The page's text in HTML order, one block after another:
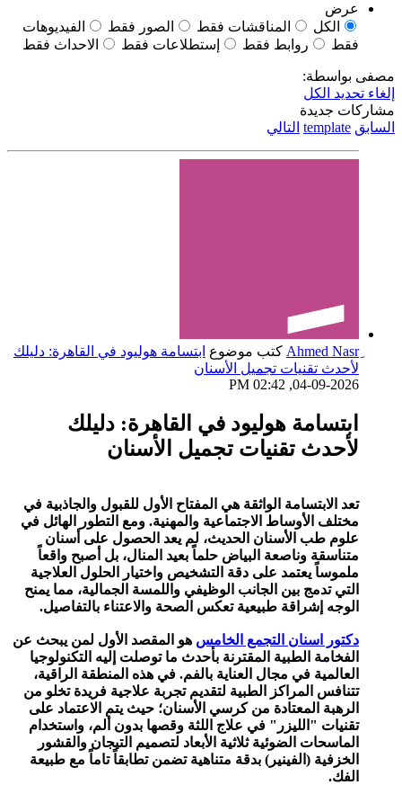
عرض
الكل
المناقشات فقط الصور فقط
الفيديوهات
فقط
روابط فقط إستطلاعات فقط الاحداث فقط
مصفى بواسطة:
إلغاء تحديد الكل
مشاركات جديدة
السابق template التالي
كتب موضوع ابتسامة هوليود في القاهرة: دليلك
لأحدث تقنيات تجميل الأسنان
04-09-2026, 02:42 PM
ابتسامة هوليود في القاهرة: دليلك
لأحدث تقنيات تجميل الأسنان
تعد الابتسامة الواثقة هي المفتاح الأول للقبول والجاذبية في
مختلف الأوساط الاجتماعية والمهنية. ومع التطور الهائل في
علوم طب الأسنان الحديث، لم يعد الحصول على أسنان
متناسقة وناصعة البياض حلماً بعيد المنال، بل أصبح واقعاً
ملموساً يعتمد على دقة التشخيص واختيار الحلول العلاجية
التي تدمج بين الجانب الوظيفي واللمسة الجمالية، مما يمنح
الوجه إشراقة طبيعية تعكس الصحة والاعتناء بالتفاصيل.
دكتور اسنان التجمع الخامس هو المقصد الأول لمن يبحث عن
الفخامة الطبية المقترنة بأحدث ما توصلت إليه التكنولوجيا
العالمية في مجال العناية بالفم. في هذه المنطقة الراقية،
تتنافس المراكز الطبية لتقديم تجربة علاجية فريدة تخلو من
الرهبة المعتادة من كرسي الأسنان؛ حيث يتم الاعتماد على
تقنيات "الليزر" في علاج اللثة وقصها بدون ألم، واستخدام
الماسحات الضوئية ثلاثية الأبعاد لتصميم التيجان والقشور
الخزفية (الفينير) بدقة متناهية تضمن تطابقاً تاماً مع طبيعة
الفك.